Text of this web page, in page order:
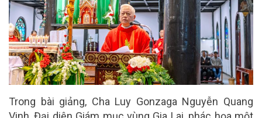
Trong bài giảng, Cha Luy Gonzaga Nguyễn Quang